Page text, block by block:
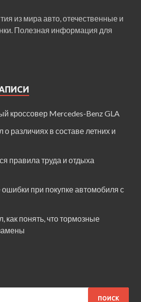
из мира авто, отечественные и
Полезная информация для
кроссовер Mercedes-Benz GLA
о различиях в составе летних и
правила труда и отдыха
при покупке автомобиля с
как понять, что тормозные